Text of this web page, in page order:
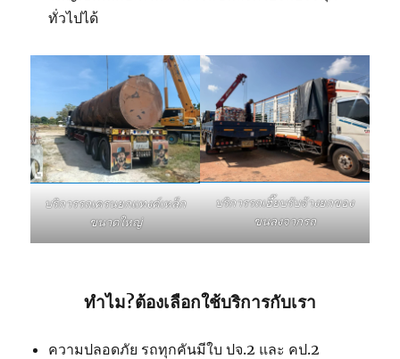
ทั่วไปได้
บริการรถเครนยกแทงค์เหล็ก
ขนาดใหญ่
บริการรถเฮี๊ยบรับจ้างยกของ
ขนลงจากรถ
ทำไม?ต้องเลือกใช้บริการกับเรา
ความปลอดภัย รถทุกคันมีใบ ปจ.2 และ คป.2